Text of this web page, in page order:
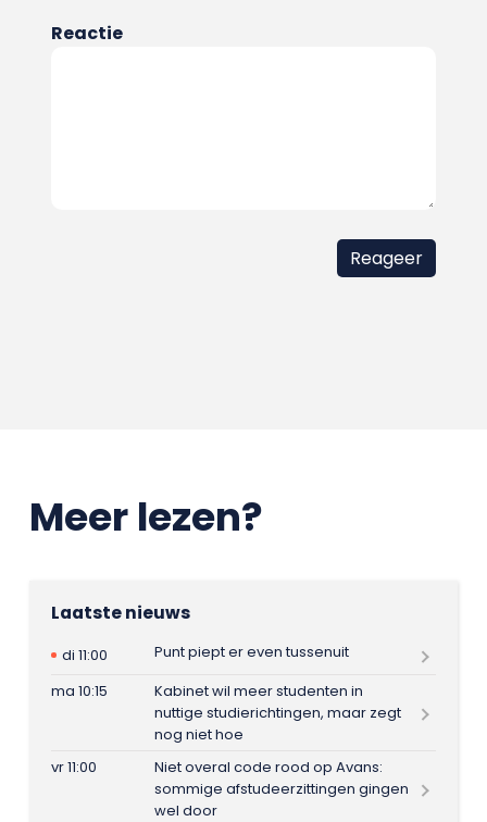
Reactie
Meer lezen?
Laatste nieuws
di 11:00
Punt piept er even tussenuit
ma 10:15
Kabinet wil meer studenten in
nuttige studierichtingen, maar zegt
nog niet hoe
vr 11:00
Niet overal code rood op Avans:
sommige afstudeerzittingen gingen
wel door